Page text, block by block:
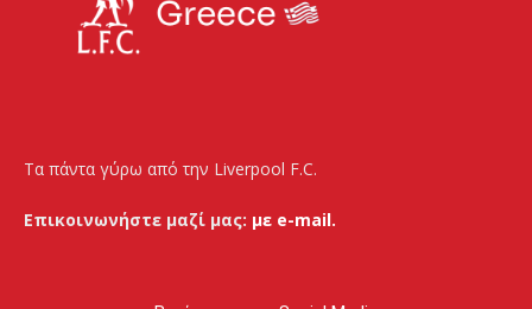
Τα πάντα γύρω από την Liverpool F.C.
Επικοινωνήστε μαζί μας: με e-mail.